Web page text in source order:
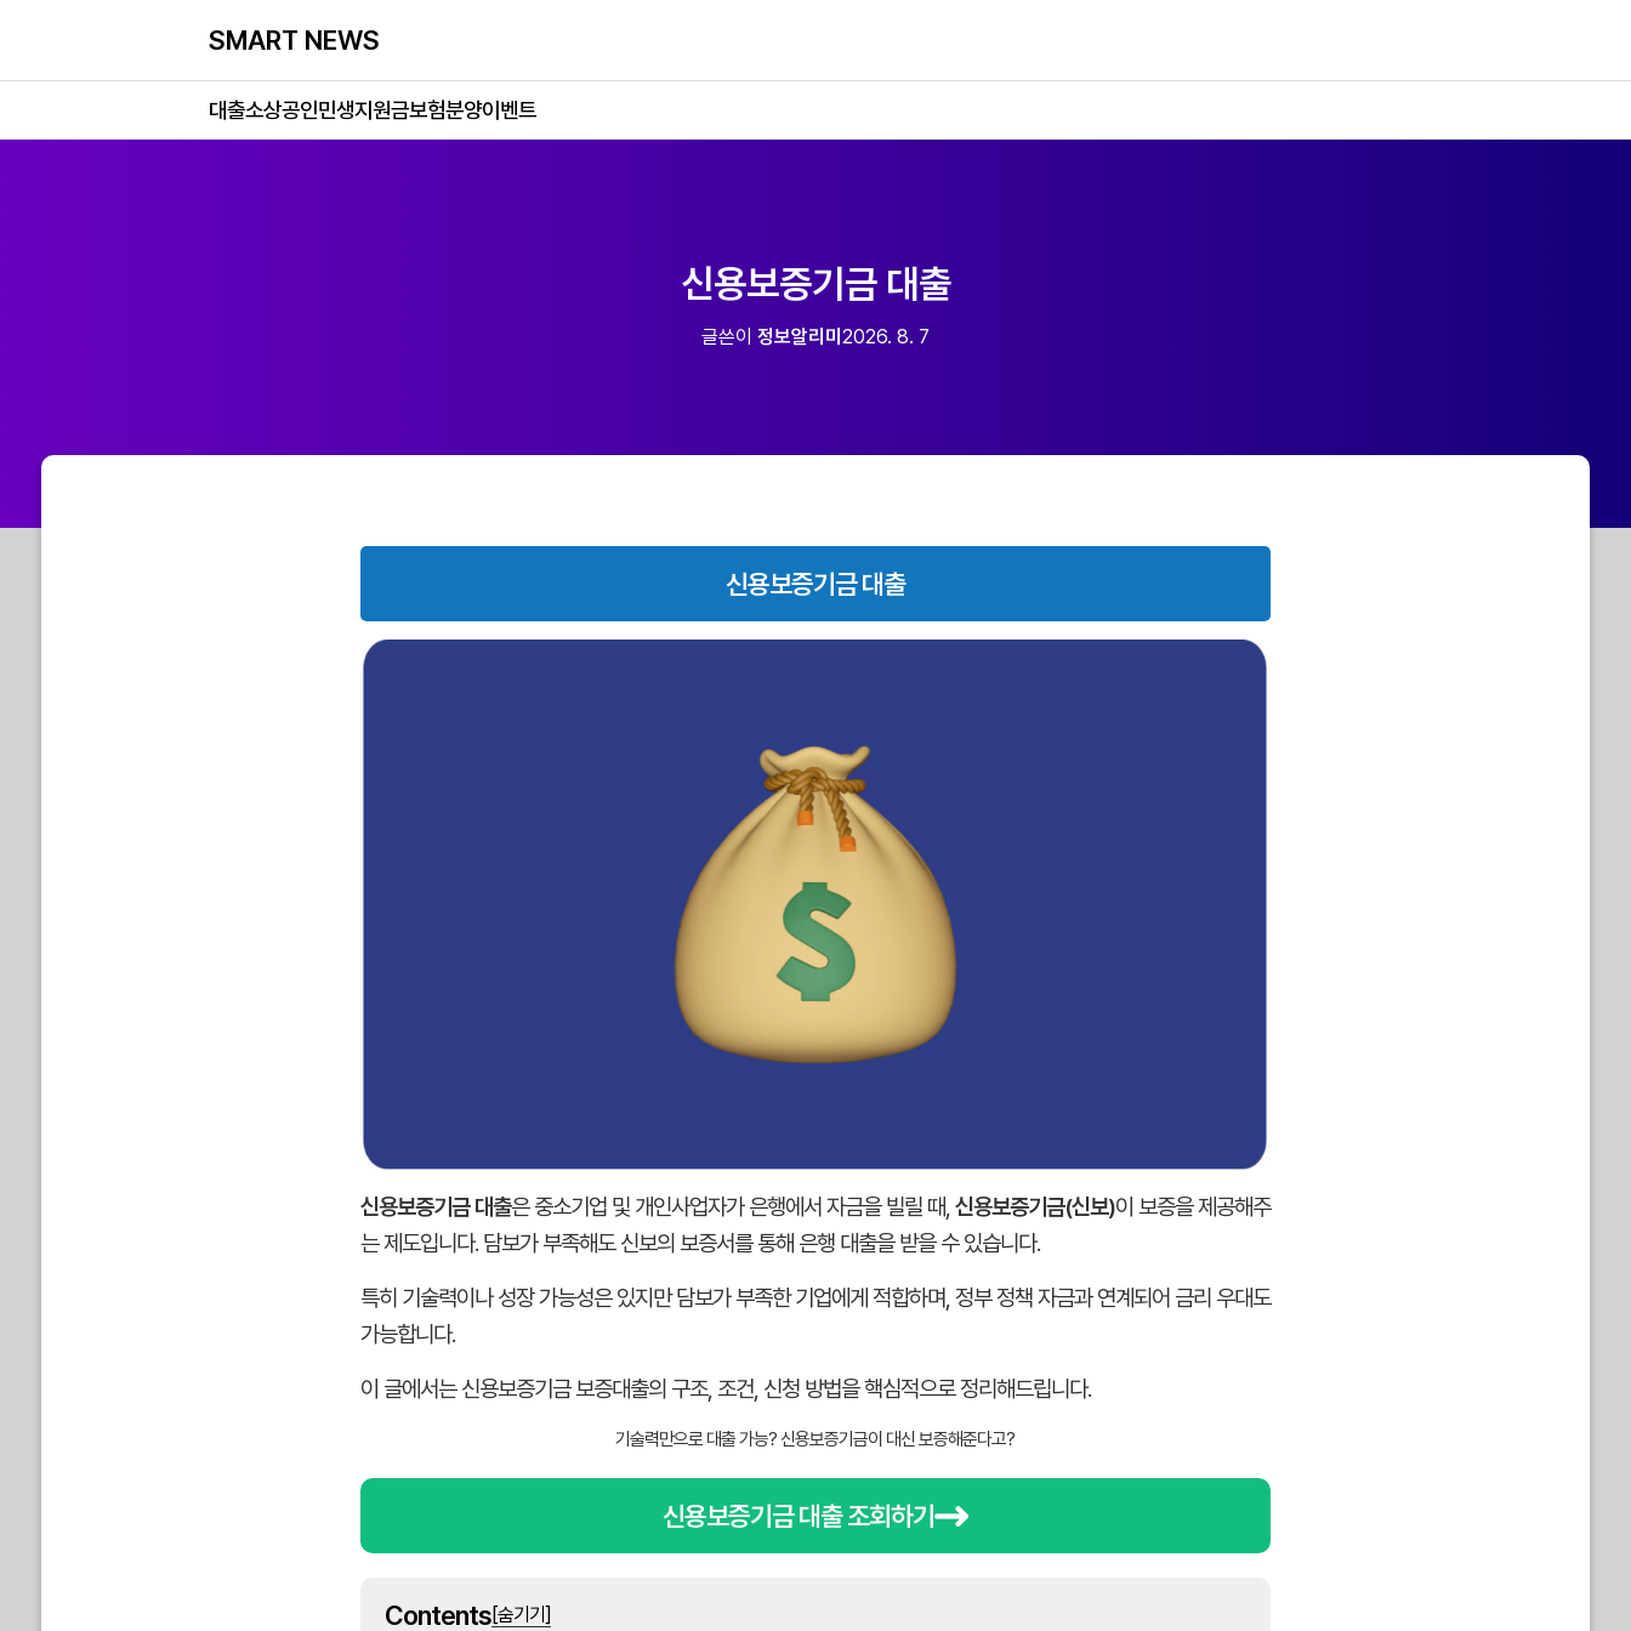
SMART NEWS
대출소상공인민생지원금보험분양이벤트
신용보증기금 대출
글쓴이 정보알리미 2026. 8. 7
신용보증기금 대출
신용보증기금 대출은 중소기업 및 개인사업자가 은행에서 자금을 빌릴 때, 신용보증기금(신보)이 보증을 제공해주
는 제도입니다. 담보가 부족해도 신보의 보증서를 통해 은행 대출을 받을 수 있습니다.
특히 기술력이나 성장 가능성은 있지만 담보가 부족한 기업에게 적합하며, 정부 정책 자금과 연계되어 금리 우대도
가능합니다.
이 글에서는 신용보증기금 보증대출의 구조, 조건, 신청 방법을 핵심적으로 정리해드립니다.
기술력만으로 대출 가능? 신용보증기금이 대신 보증해준다고?
신용보증기금 대출 조회하기
Contents[숨기기]